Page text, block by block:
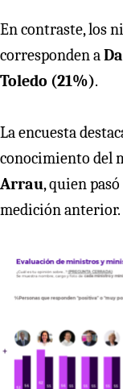
En contraste, los
corresponden a
Toledo (21%).
La encuesta
conocimiento del
Arrau, quien
medición anterior.